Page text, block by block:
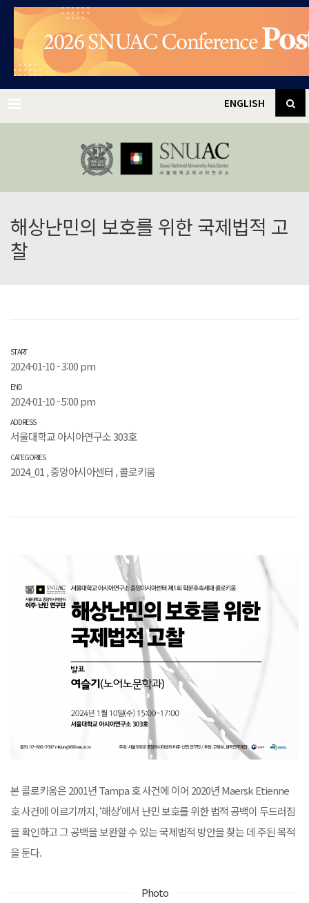
✕
ENGLISH
해상난민의 보호를 위한 국제법적 고
찰
START
2024-01-10 - 3:00 pm
END
2024-01-10 - 5:00 pm
ADDRESS
서울대학교 아시아연구소 303호
CATEGORIES
2024_01 ,중앙아시아센터 ,콜로키움
본 콜로키움은 2001년 Tampa 호 사건에 이어 2020년 Maersk Etienne
호 사건에 이르기까지, ‘해상’에서 난민 보호를 위한 법적 공백이 두드러짐
을 확인하고 그 공백을 보완할 수 있는 국제법적 방안을 찾는 데 주된 목적
을 둔다.
Photo